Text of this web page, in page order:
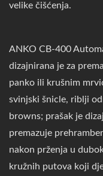
velike čišćenja.
ANKO CB-400
dizajnirana je za
panko ili krušnim
svinjski šnicle, riblji
browns; prašak je
premazuje
nakon prženja u
kružnih putova koji